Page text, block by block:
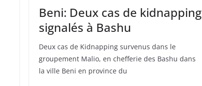
Beni: Deux cas de kidnapping
signalés à Bashu
Deux cas de Kidnapping survenus dans le
groupement Malio, en chefferie des Bashu dans
la ville Beni en province du